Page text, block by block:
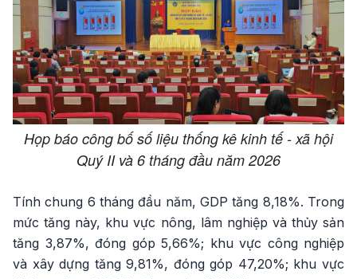
Họp báo công bố số liệu thống kê kinh tế - xã hội
Quý II và 6 tháng đầu năm 2026
Tính chung 6 tháng đầu năm, GDP tăng 8,18%. Trong
mức tăng này, khu vực nông, lâm nghiệp và thủy sản
tăng 3,87%, đóng góp 5,66%; khu vực công nghiệp
và xây dựng tăng 9,81%, đóng góp 47,20%; khu vực